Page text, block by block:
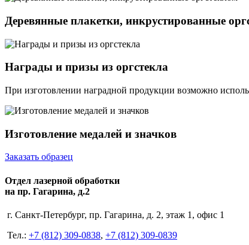
Деревянные плакетки, инкрустированные
Награды и призы из оргстекла
При изготовлении наградной продукции возможно
Изготовление медалей и значков
Заказать образец
Отдел лазерной обработки
на пр. Гагарина, д.2
г. Санкт-Петербург, пр. Гагарина, д. 2, этаж 1, офис 1
Тел.: +7 (812) 309-0838, +7 (812) 309-0839